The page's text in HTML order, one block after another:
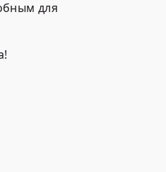
для